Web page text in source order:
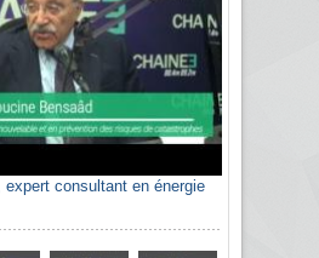
expert consultant en énergie